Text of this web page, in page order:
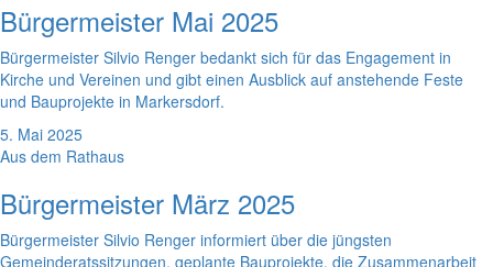
Bürgermeister Mai 2025
Bürgermeister Silvio Renger bedankt sich für das Engagement in
Kirche und Vereinen und gibt einen Ausblick auf anstehende Feste
und Bauprojekte in Markersdorf.
5. Mai 2025
Aus dem Rathaus
Bürgermeister März 2025
Bürgermeister Silvio Renger informiert über die jüngsten
Gemeinderatssitzungen, geplante Bauprojekte, die Zusammenarbeit